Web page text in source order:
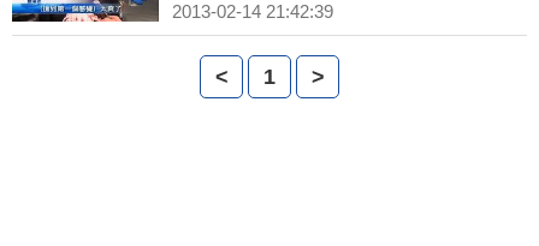
2013-02-14 21:42:39
< 1 >